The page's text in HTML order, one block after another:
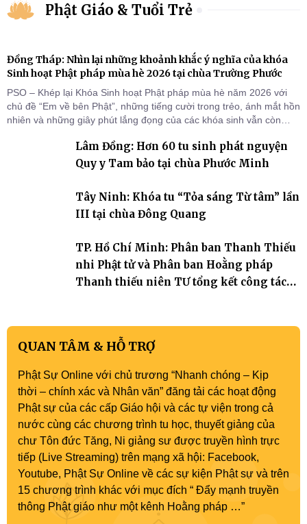
Phật Giáo & Tuổi Trẻ
Đồng Tháp: Nhìn lại những khoảnh khắc ý nghĩa của khóa
Sinh hoạt Phật pháp mùa hè 2026 tại chùa Trường Phước
PSO – Khép lại Khóa Sinh hoạt Phật pháp mùa hè năm 2026 với
chủ đề “Em về bên Phật”, những tiếng cười trong trẻo, ánh mắt hồn
nhiên và những giây phút lắng đọng của các khóa sinh vẫn còn
Tháp). Những tuần tu học ngắn ngủi nhưng đã trở thành hành
trang quý báu, gieo những hạt giống thiện l
Lâm Đồng: Hơn 60 tu sinh phát nguyện
Quy y Tam bảo tại chùa Phước Minh
Tây Ninh: Khóa tu “Tỏa sáng Từ tâm” lần
III tại chùa Đông Quang
TP. Hồ Chí Minh: Phân ban Thanh Thiếu
nhi Phật tử và Phân ban Hoằng pháp
Thanh thiếu niên TƯ tổng kết công tác
QUAN TÂM & HỖ TRỢ
Phật Sự Online với chủ trương “Nhanh chóng – Kịp
thời – chính xác và Nhân văn” đăng tải các hoạt động
Phật sự của các cấp Giáo hội và các tự viện trong cả
nước cùng các chương trình tu học, thuyết giảng của
chư Tôn đức Tăng, Ni giảng sư được truyền hình trực
tiếp (Live Streaming) trên mạng xã hội: Facebook,
Youtube, Phật Sự Online về các sự kiện Phật sự và trên
15 chương trình khác với mục đích “ Đẩy mạnh truyền
thông Phật giáo như một kênh Hoằng pháp …”